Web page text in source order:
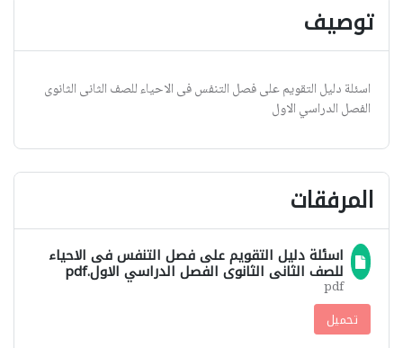
توصيف
اسئلة دليل التقويم على فصل التنفس فى الاحياء للصف الثانى الثانوى
الفصل الدراسي الاول
المرفقات
اسئلة دليل التقويم على فصل التنفس فى الاحياء
للصف الثانى الثانوى الفصل الدراسي الاول.pdf
pdf
تحميل